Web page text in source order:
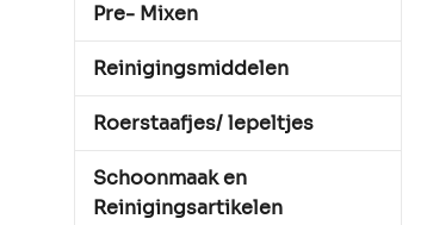
Pre- Mixen
Reinigingsmiddelen
Roerstaafjes/ lepeltjes
Schoonmaak en
Reinigingsartikelen